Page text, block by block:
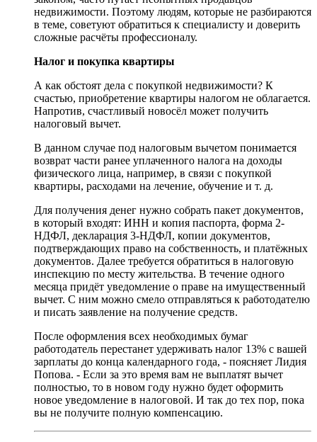
недвижимости. Поэтому людям, которые не разбираются
в теме, советуют обратиться к специалисту и доверить
сложные расчёты профессионалу.
Налог и покупка квартиры
А как обстоят дела с покупкой недвижимости? К
счастью, приобретение квартиры налогом не облагается.
Напротив, счастливый новосёл может получить
налоговый вычет.
В данном случае под налоговым вычетом понимается
возврат части ранее уплаченного налога на доходы
физического лица, например, в связи с покупкой
квартиры, расходами на лечение, обучение и т. д.
Для получения денег нужно собрать пакет документов,
в который входят: ИНН и копия паспорта, форма 2-
НДФЛ, декларация 3-НДФЛ, копии документов,
подтверждающих право на собственность, и платёжных
документов. Далее требуется обратиться в налоговую
инспекцию по месту жительства. В течение одного
месяца придёт уведомление о праве на имущественный
вычет. С ним можно смело отправляться к работодателю
и писать заявление на получение средств.
После оформления всех необходимых бумаг
работодатель перестанет удерживать налог 13% с вашей
зарплаты до конца календарного года, - поясняет Лидия
Попова. - Если за это время вам не выплатят вычет
полностью, то в новом году нужно будет оформить
новое уведомление в налоговой. И так до тех пор, пока
вы не получите полную компенсацию.